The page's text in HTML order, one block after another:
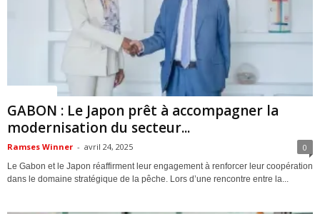
GABON : Le Japon prêt à accompagner la
modernisation du secteur...
Ramses Winner - avril 24, 2025 0
Le Gabon et le Japon réaffirment leur engagement à renforcer leur coopération
dans le domaine stratégique de la pêche. Lors d’une rencontre entre la...